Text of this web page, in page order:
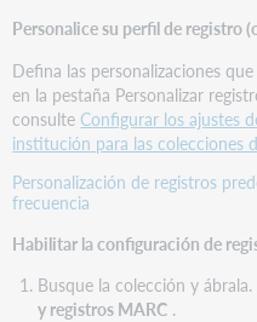
Personalice su perfil de registro
Defina las personalizaciones
en la pestaña Personalizar
consulte Configurar los ajustes
institución para las colecciones
Personalización de registros
frecuencia
Habilitar la configuración de
Busque la colección y
y registros MARC.